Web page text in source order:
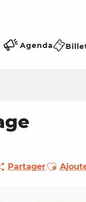
Agenda
PartagerAjouter